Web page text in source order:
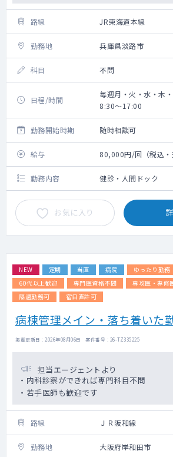
路線 JR東海道本線
勤務地 兵庫県淡路市
科目 不問
日程/時間
毎週月・火・水・木
8:30～17:00
勤務開始時期 随時相談可
給与 80,000円/回（税込・
勤務内容 健診・人間ドック
お気に入り
NEW 定期 当直 病院 ゆったり勤務
60代以上歓迎
専門医資格不問 専攻医・専修
隔週勤務可
宿日直許可
病棟管理メイン・落ち着いた
掲載更新日 : 2026年08月06日 案件番号 : 26-TZ335225
担当エージェントより
・内科診察ができれば専門科目不問
・若手医師も歓迎です
路線 ＪＲ阪和線
勤務地 大阪府岸和田市